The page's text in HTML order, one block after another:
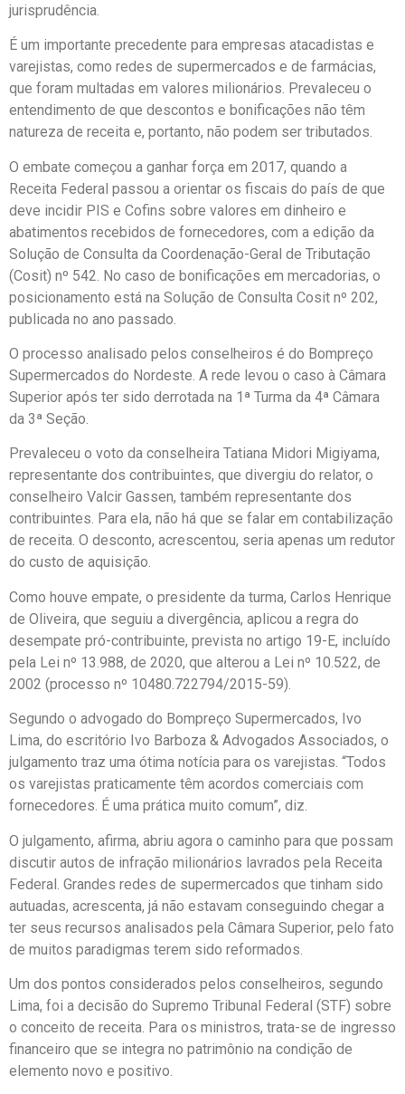
jurisprudência.
É um importante precedente para empresas atacadistas e
varejistas, como redes de supermercados e de farmácias,
que foram multadas em valores milionários. Prevaleceu o
entendimento de que descontos e bonificações não têm
natureza de receita e, portanto, não podem ser tributados.
O embate começou a ganhar força em 2017, quando a
Receita Federal passou a orientar os fiscais do país de que
deve incidir PIS e Cofins sobre valores em dinheiro e
abatimentos recebidos de fornecedores, com a edição da
Solução de Consulta da Coordenação-Geral de Tributação
(Cosit) nº 542. No caso de bonificações em mercadorias, o
posicionamento está na Solução de Consulta Cosit nº 202,
publicada no ano passado.
O processo analisado pelos conselheiros é do Bompreço
Supermercados do Nordeste. A rede levou o caso à Câmara
Superior após ter sido derrotada na 1ª Turma da 4ª Câmara
da 3ª Seção.
Prevaleceu o voto da conselheira Tatiana Midori Migiyama,
representante dos contribuintes, que divergiu do relator, o
conselheiro Valcir Gassen, também representante dos
contribuintes. Para ela, não há que se falar em contabilização
de receita. O desconto, acrescentou, seria apenas um redutor
do custo de aquisição.
Como houve empate, o presidente da turma, Carlos Henrique
de Oliveira, que seguiu a divergência, aplicou a regra do
desempate pró-contribuinte, prevista no artigo 19-E, incluído
pela Lei nº 13.988, de 2020, que alterou a Lei nº 10.522, de
2002 (processo nº 10480.722794/2015-59).
Segundo o advogado do Bompreço Supermercados, Ivo
Lima, do escritório Ivo Barboza & Advogados Associados, o
julgamento traz uma ótima notícia para os varejistas. “Todos
os varejistas praticamente têm acordos comerciais com
fornecedores. É uma prática muito comum”, diz.
O julgamento, afirma, abriu agora o caminho para que possam
discutir autos de infração milionários lavrados pela Receita
Federal. Grandes redes de supermercados que tinham sido
autuadas, acrescenta, já não estavam conseguindo chegar a
ter seus recursos analisados pela Câmara Superior, pelo fato
de muitos paradigmas terem sido reformados.
Um dos pontos considerados pelos conselheiros, segundo
Lima, foi a decisão do Supremo Tribunal Federal (STF) sobre
o conceito de receita. Para os ministros, trata-se de ingresso
financeiro que se integra no patrimônio na condição de
elemento novo e positivo.